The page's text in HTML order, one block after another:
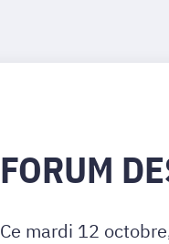
FORUM
Ce mardi 12